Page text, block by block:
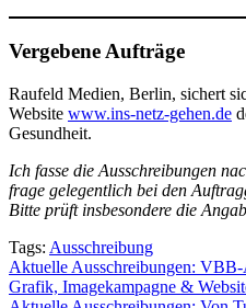
Vergebene Aufträge
Raufeld Medien, Berlin, sichert
Website www.ins-netz-gehen.de
Gesundheit.
Ich fasse die Ausschreibungen
frage gelegentlich bei den
Bitte prüft insbesondere die
Tags: Ausschreibung
Beitragsnavigation
Aktuelle Ausschreibungen:
Grafik, Imagekampagne &